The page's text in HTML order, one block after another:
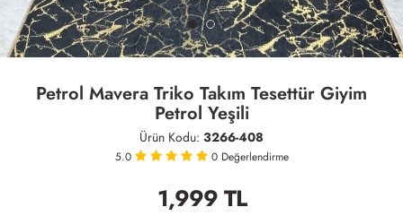
Petrol Mavera Triko Takım Tesettür Giyim
Petrol Yeşili
Ürün Kodu: 3266-408
5.0 0 Değerlendirme
1,999TL